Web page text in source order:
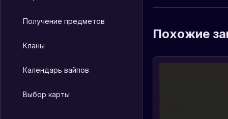
Получение предметов
Кланы
Календарь вайпов
Выбор карты
Похожие